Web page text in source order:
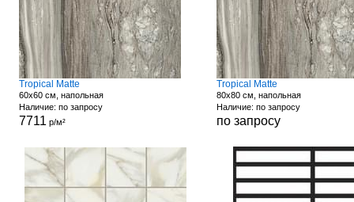
Tropical Matte
60x60 см, напольная
Наличие: по запросу
7711 р/м²
Tropical Matte
80x80 см, напольная
Наличие: по запросу
по запросу